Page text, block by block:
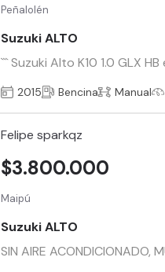
Peñalolén
Suzuki ALTO
``` Suzuki Alto K10 1.0 GLX
2015 Bencina Manual
Felipe sparkqz
Maipú
Suzuki ALTO
SIN AIRE ACONDICIONADO,
$3.800.000